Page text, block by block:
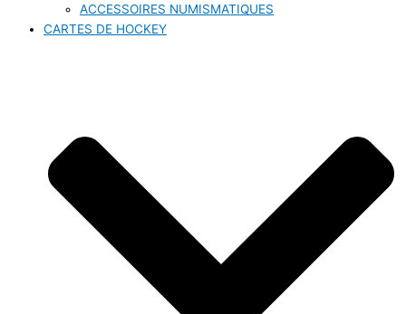
ACCESSOIRES NUMISMATIQUES
CARTES DE HOCKEY